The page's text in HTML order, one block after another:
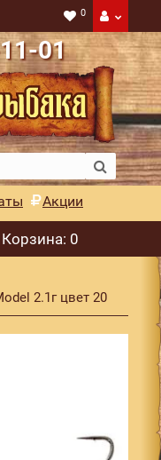
0
01
Акции
Корзина: 0
2.1г цвет 20